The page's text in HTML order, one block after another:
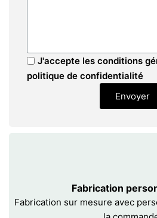
J'accepte les conditions
politique de confidentialité
Envoyer
Fabrication
Fabrication sur mesure avec